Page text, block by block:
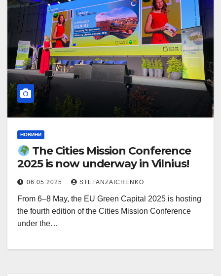
НОВИНИ
The Cities Mission Conference
2025 is now underway in Vilnius!
06.05.2025 STEFANZAICHENKO
From 6–8 May, the EU Green Capital 2025 is hosting
the fourth edition of the Cities Mission Conference
under the…